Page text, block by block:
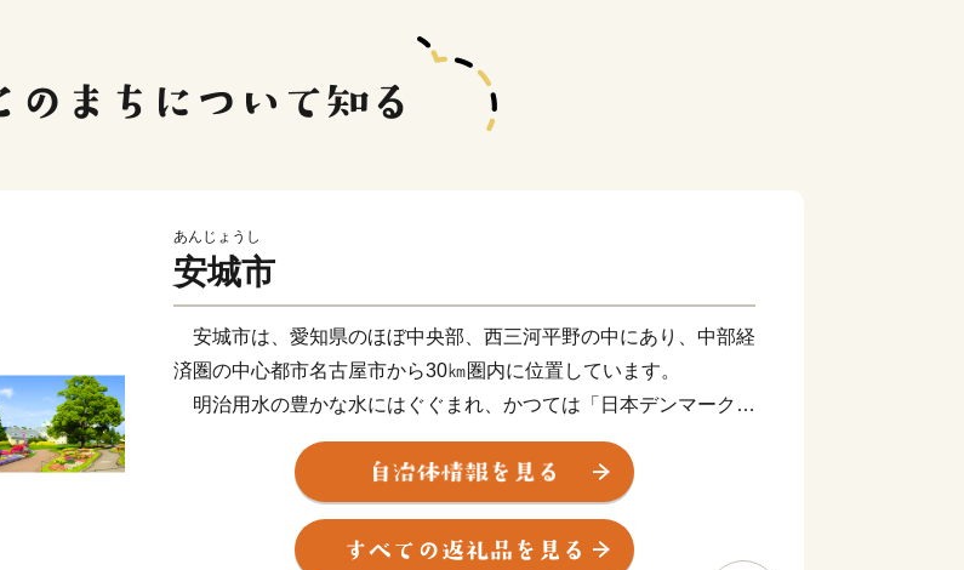
あんじょうし
安城市
安城市は、愛知県のほぼ中央部、西三河平野の中にあり、中部経
済圏の中心都市名古屋市から30㎞圏内に位置しています。
明治用水の豊かな水にはぐぐまれ、かつては「日本デンマーク」
と呼ばれ、全国に名を広めるほど農業先進都市として発展してきま
した。稲作、果樹などを栽培し、なかでもイチジクは全国有数の産
地となっています。また、地理的にも恵まれ、自動車関連企業をは
じめとする大企業の進出、住宅団地の建設による都市の形成によ